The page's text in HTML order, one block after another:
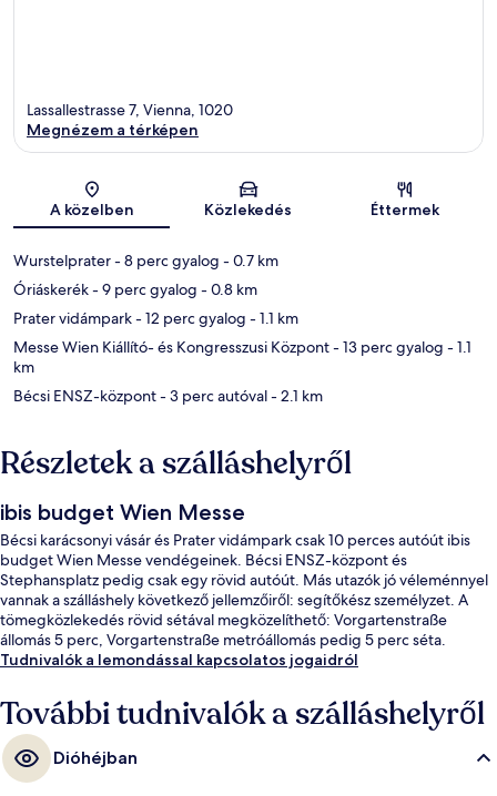
Térkép
Lassallestrasse 7, Vienna, 1020
Megnézem a térképen
A közelben Közlekedés Éttermek
Wurstelprater- 8 perc gyalog - 0.7 km
Óriáskerék- 9 perc gyalog - 0.8 km
Prater vidámpark- 12 perc gyalog - 1.1 km
Messe Wien Kiállító- és Kongresszusi Központ- 13 perc gyalog - 1.1
km
Bécsi ENSZ-központ- 3 perc autóval- 2.1 km
Részletek a szálláshelyről
ibis budget Wien Messe
Bécsi karácsonyi vásár és Prater vidámpark csak 10 perces autóút ibis
budget Wien Messe vendégeinek. Bécsi ENSZ-központ és
Stephansplatz pedig csak egy rövid autóút. Más utazók jó véleménnyel
vannak a szálláshely következő jellemzőiről: segítőkész személyzet. A
tömegközlekedés rövid sétával megközelíthető: Vorgartenstraße
állomás 5 perc, Vorgartenstraße metróállomás pedig 5 perc séta.
Tudnivalók a lemondással kapcsolatos jogaidról
További tudnivalók a szálláshelyről
Dióhéjban